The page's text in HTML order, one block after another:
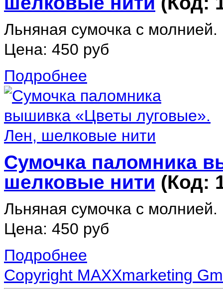
Льняная сумочка с
Цена: 450 руб
Подробнее
Сумочка паломника
шелковые нити (Код:
Льняная сумочка с
Цена: 450 руб
Подробнее
Copyright MAXXmarketing